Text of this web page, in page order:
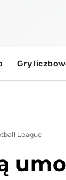
Gry
League